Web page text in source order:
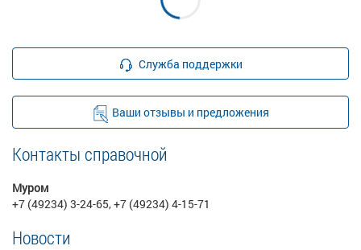
Служба поддержки
Ваши отзывы и предложения
Контакты справочной
Муром
+7 (49234) 3-24-65, +7 (49234) 4-15-71
Новости